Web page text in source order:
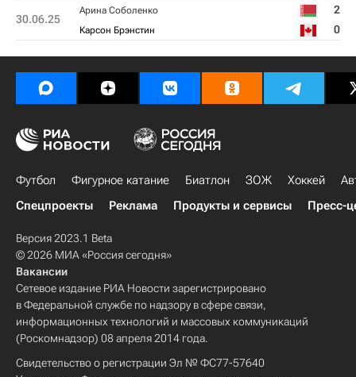
30.06.25
Арина Соболенко 2
Карсон Брэнстин 0
Футбол Фигурное катание Биатлон ЗОЖ Хоккей
Спецпроекты
Реклама Продукты и сервисы Пресс-
Версия 2023.1 Beta
© 2026 МИА «Россия сегодня»
Вакансии
Сетевое издание РИА Новости зарегистрировано
в Федеральной службе по надзору в сфере связи,
информационных технологий и массовых коммуникаций
(Роскомнадзор) 08 апреля 2014 года.
Свидетельство о регистрации Эл № ФС77-57640